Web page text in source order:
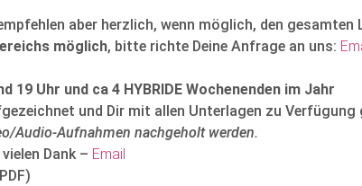
aber herzlich, wenn möglich, den gesamten
möglich, bitte richte Deine Anfrage an uns:
Uhr und ca 4 HYBRIDE Wochenenden im Jahr
und Dir mit allen Unterlagen zu Verfügung
Audio-Aufnahmen nachgeholt werden.
Dank – Email